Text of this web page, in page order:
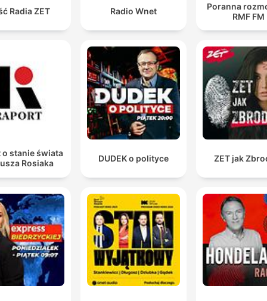
Radia ZET Radio Wnet
Poranna
RMF FM
o stanie świata
Rosiaka
DUDEK o polityce ZET jak